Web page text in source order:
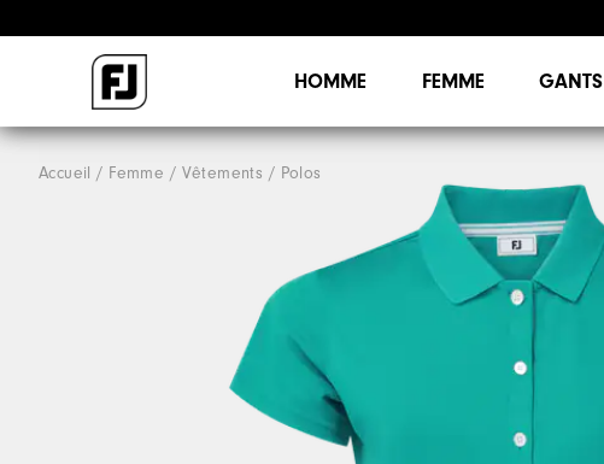
HOMME FEMME GANTS
Accueil Femme Vêtements Polos